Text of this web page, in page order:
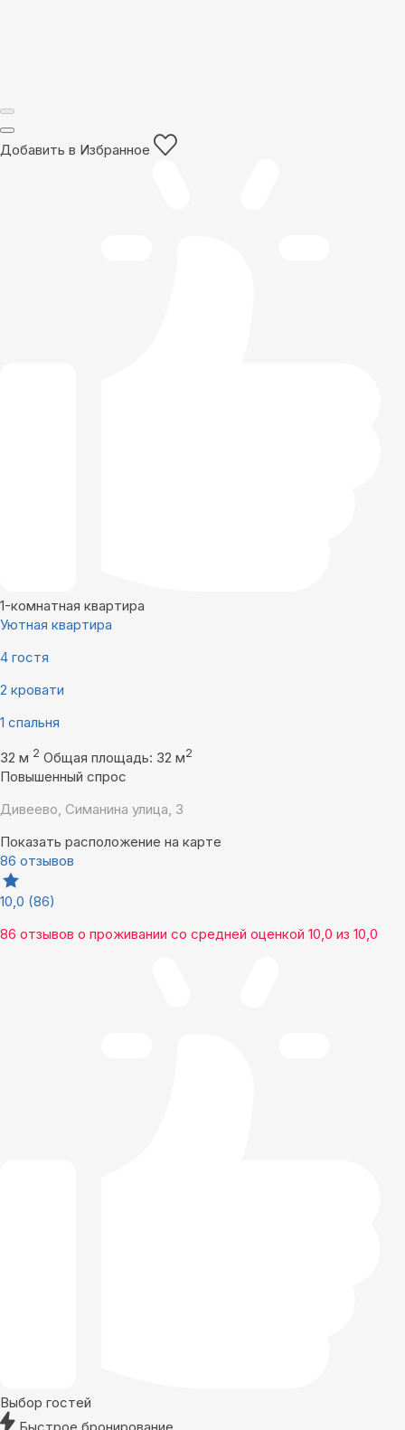
Добавить в Избранное
1-комнатная квартира
Уютная квартира
4 гостя
2 кровати
1 спальня
32 м 2 Общая площадь: 32 м2
Повышенный спрос
Дивеево, Симанина улица, 3
Показать расположение на карте
86 отзывов
10,0 (86)
86 отзывов о проживании со средней оценкой 10,0 из 10,0
Выбор гостей